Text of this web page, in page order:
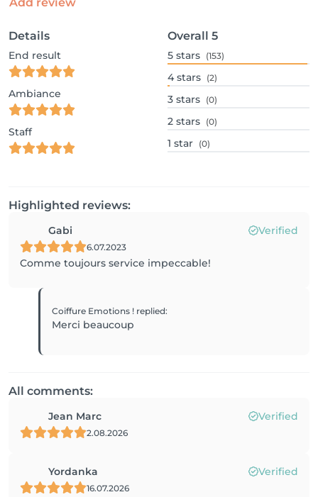
Details
End result
Ambiance
Staff
Overall 5
5 stars (153)
4 stars (2)
3 stars (0)
2 stars (0)
1 star (0)
Highlighted reviews:
Gabi Verified
6.07.2023
Comme toujours service impeccable!
Coiffure Emotions ! replied:
Merci beaucoup
All comments:
Jean Marc Verified
2.08.2026
Yordanka Verified
16.07.2026